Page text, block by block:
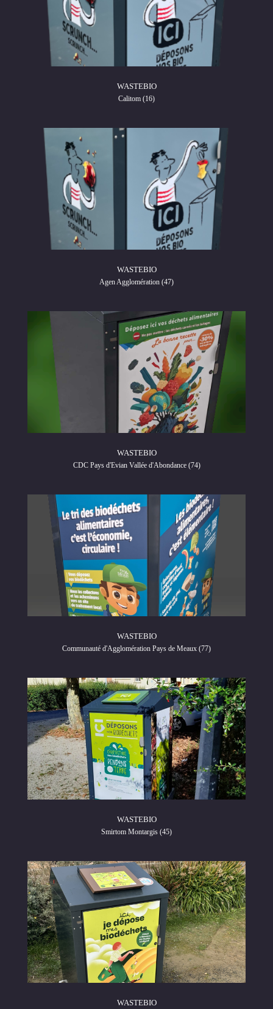
WASTEBIO
Calitom (16)
WASTEBIO
Agen Agglomération (47)
WASTEBIO
CDC Pays d'Evian Vallée d'Abondance (74)
WASTEBIO
Communauté d'Agglomération Pays de Meaux (77)
WASTEBIO
Smirtom Montargis (45)
WASTEBIO